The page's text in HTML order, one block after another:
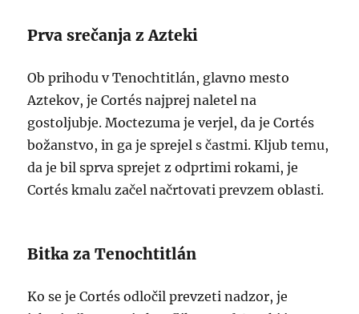
Prva srečanja z Azteki
Ob prihodu v Tenochtitlán, glavno mesto
Aztekov, je Cortés najprej naletel na
gostoljubje. Moctezuma je verjel, da je Cortés
božanstvo, in ga je sprejel s častmi. Kljub temu,
da je bil sprva sprejet z odprtimi rokami, je
Cortés kmalu začel načrtovati prevzem oblasti.
Bitka za Tenochtitlán
Ko se je Cortés odločil prevzeti nadzor, je